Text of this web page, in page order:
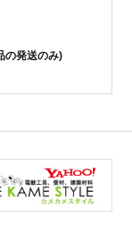
の発送のみ)